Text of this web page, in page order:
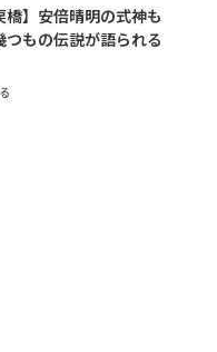
橋】安倍晴明の式神も
つもの伝説が語られる